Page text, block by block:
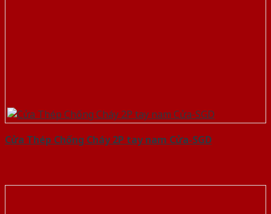
Cửa Thép Chống Cháy 2P tay nam Cửa-SGD